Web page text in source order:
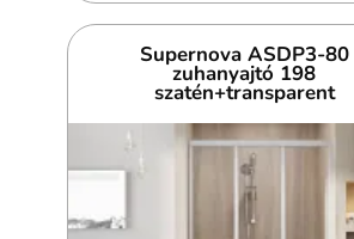
Supernova ASDP3-80
zuhanyajtó 198
szatén+transparent